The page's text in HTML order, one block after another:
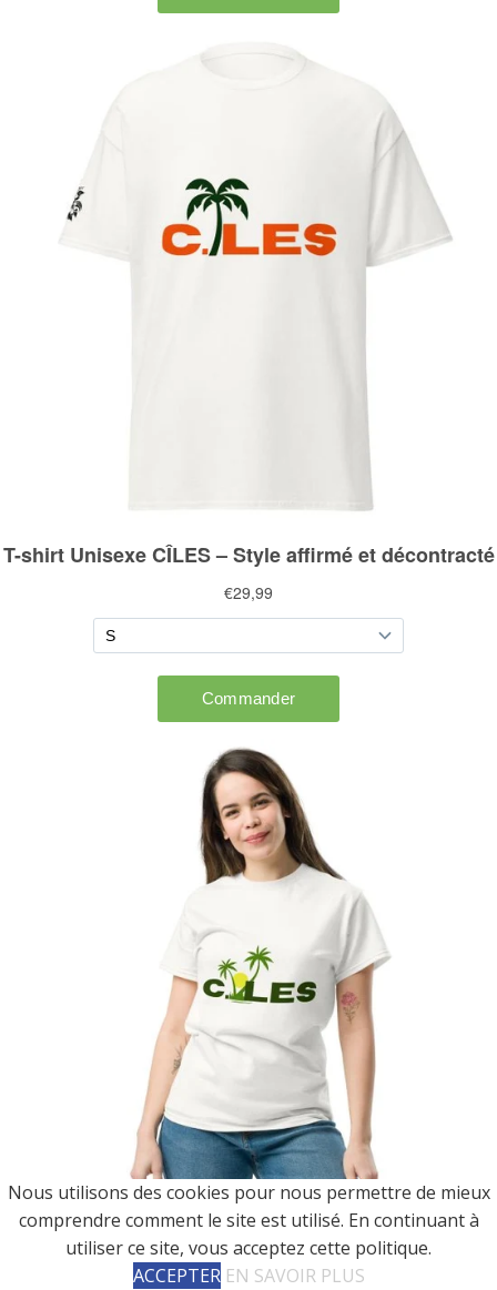
Nous utilisons des cookies pour nous permettre de mieux
comprendre comment le site est utilisé. En continuant à
utiliser ce site, vous acceptez cette politique.
ACCEPTER EN SAVOIR PLUS